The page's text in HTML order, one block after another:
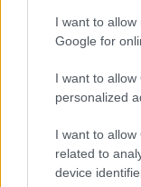
I want to
Google for
I want to
personalized
I want to
related to
device
LE PREVISIONI
Storie meteo
Le Previsioni